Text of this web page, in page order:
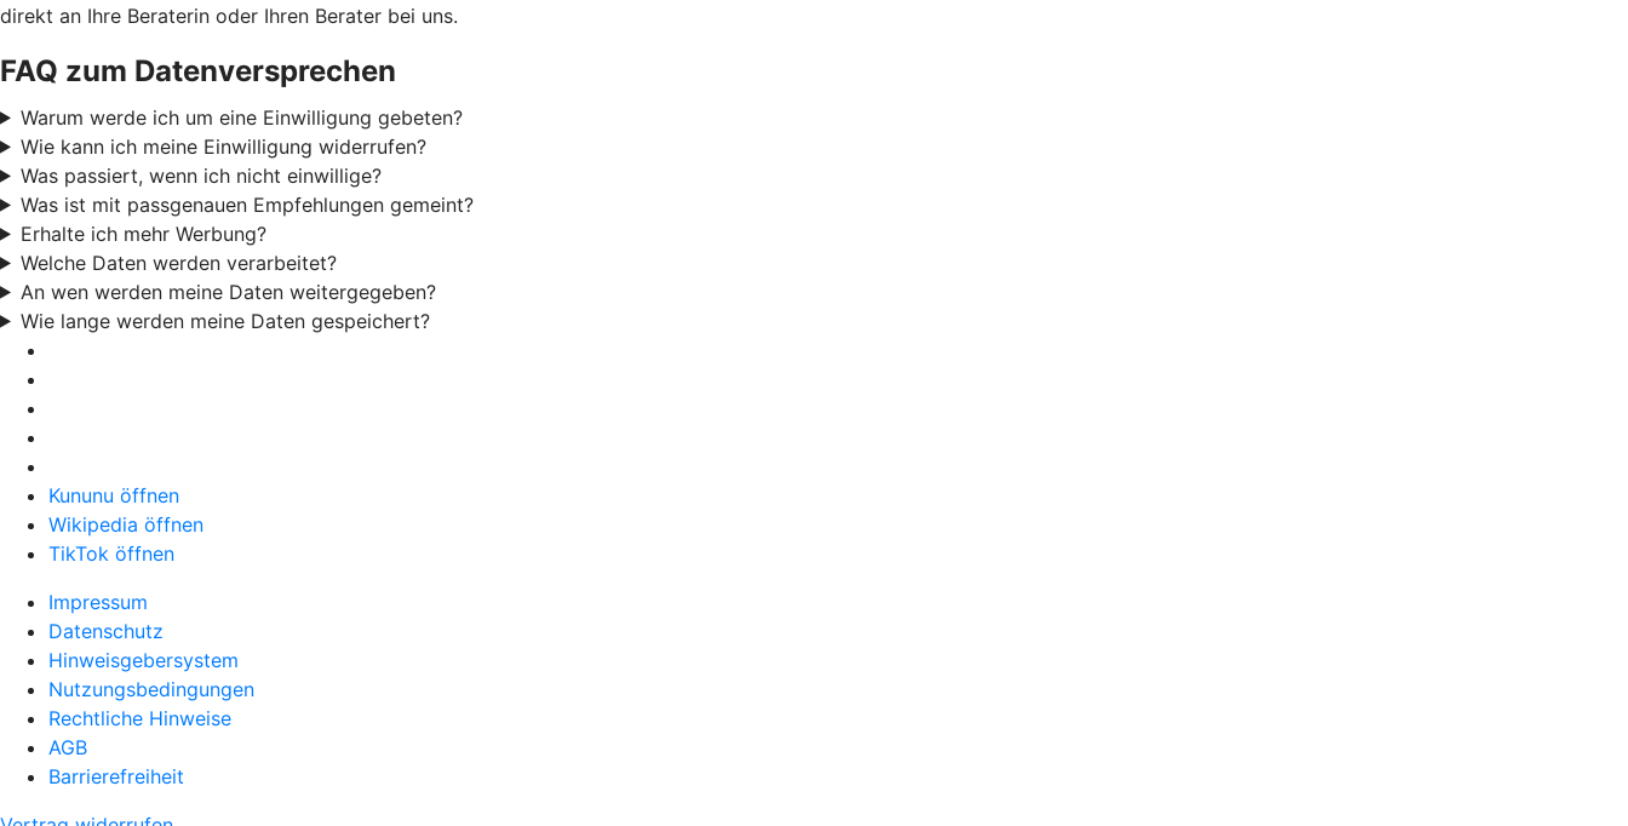
direkt an Ihre Beraterin oder Ihren Berater bei uns.
FAQ zum Datenversprechen
Warum werde ich um eine Einwilligung gebeten?
Wie kann ich meine Einwilligung widerrufen?
Was passiert, wenn ich nicht einwillige?
Was ist mit passgenauen Empfehlungen gemeint?
Erhalte ich mehr Werbung?
Welche Daten werden verarbeitet?
An wen werden meine Daten weitergegeben?
Wie lange werden meine Daten gespeichert?
Kununu öffnen
Wikipedia öffnen
TikTok öffnen
Impressum
Datenschutz
Hinweisgebersystem
Nutzungsbedingungen
Rechtliche Hinweise
AGB
Barrierefreiheit